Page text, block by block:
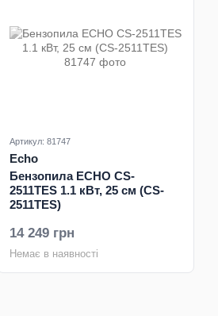
Артикул: 81747
Echo
Бензопила ECHO CS-
2511TES 1.1 кВт, 25 см (CS-
2511TES)
14 249 грн
Немає в наявності